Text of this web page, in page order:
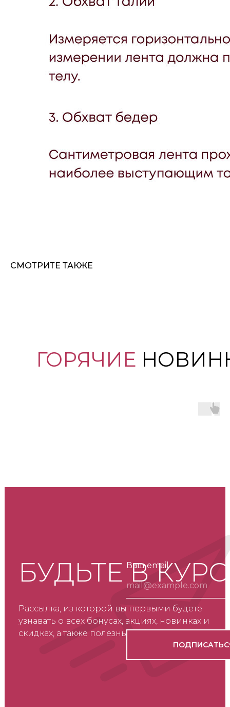
СМОТРИТЕ ТАКЖЕ
ГОРЯЧИЕ
БУДЬТЕ В
Рассылка, из которой вы первыми будете
узнавать о всех бонусах, акциях, новинках и
скидках, а также полезные обзоры о товарах.
Ваш email